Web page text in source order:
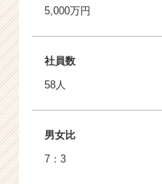
5,000万円
社員数
58人
男女比
7：3